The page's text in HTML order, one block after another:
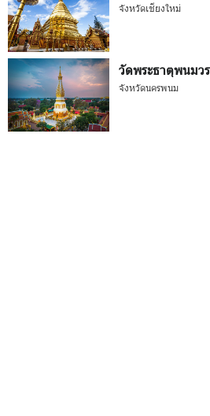
จังหวัดเชียงใหม่
วัดพระธาตุพนมว
จังหวัดนครพนม